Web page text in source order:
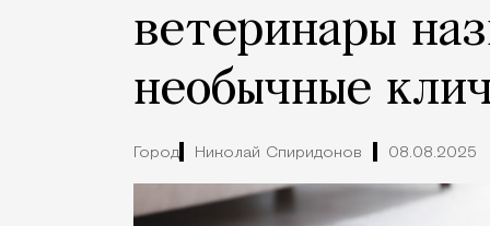
ветеринары
необычные
Город Николай Спиридонов 08.08.2025